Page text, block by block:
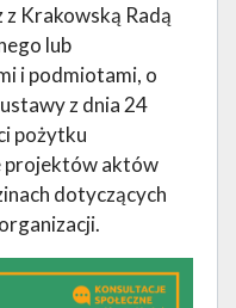
Krakowską Radą
lub
i podmiotami, o
z dnia 24
pożytku
projektów aktów
dotyczących